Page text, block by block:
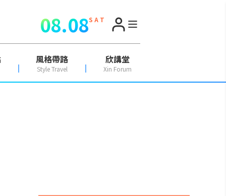
08.08S A T
風格帶路
Style Travel
欣講堂
Xin Forum